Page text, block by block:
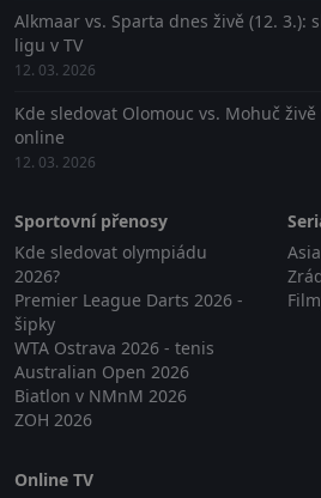
Alkmaar vs. Sparta dnes živě (12. 3.):
ligu v TV
12. 03. 2026
Kde sledovat Olomouc vs. Mohuč
online
12. 03. 2026
Sportovní přenosy
Kde sledovat olympiádu
2026?
Premier League Darts 2026 -
šipky
WTA Ostrava 2026 - tenis
Australian Open 2026
Biatlon v NMnM 2026
ZOH 2026
Online TV